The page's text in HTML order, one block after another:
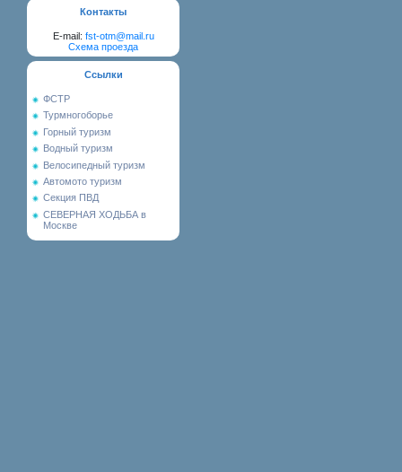
Контакты
E-mail: fst-otm@mail.ru
Схема проезда
Ссылки
ФСТР
Турмногоборье
Горный туризм
Водный туризм
Велосипедный туризм
Автомото туризм
Секция ПВД
СЕВЕРНАЯ ХОДЬБА в
Москве